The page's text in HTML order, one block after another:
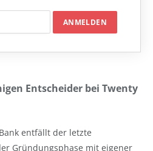
Entscheider bei Twenty
entfällt der letzte
Gründungsphase mit eigener